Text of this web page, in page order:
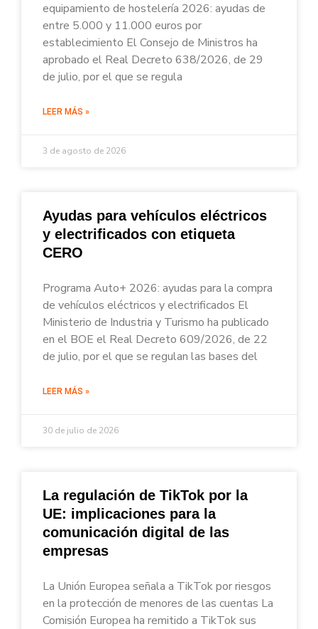
equipamiento de hostelería 2026: ayudas de
entre 5.000 y 11.000 euros por
establecimiento El Consejo de Ministros ha
aprobado el Real Decreto 638/2026, de 29
de julio, por el que se regula
LEER MÁS »
3 de agosto de 2026
Ayudas para vehículos eléctricos
y electrificados con etiqueta
CERO
Programa Auto+ 2026: ayudas para la compra
de vehículos eléctricos y electrificados El
Ministerio de Industria y Turismo ha publicado
en el BOE el Real Decreto 609/2026, de 22
de julio, por el que se regulan las bases del
LEER MÁS »
30 de julio de 2026
La regulación de TikTok por la
UE: implicaciones para la
comunicación digital de las
empresas
La Unión Europea señala a TikTok por riesgos
en la protección de menores de las cuentas La
Comisión Europea ha remitido a TikTok sus